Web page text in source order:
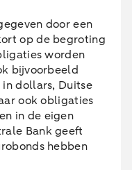
door een
op de begroting
worden
bijvoorbeeld
dollars, Duitse
ook obligaties
in de eigen
Bank geeft
hebben